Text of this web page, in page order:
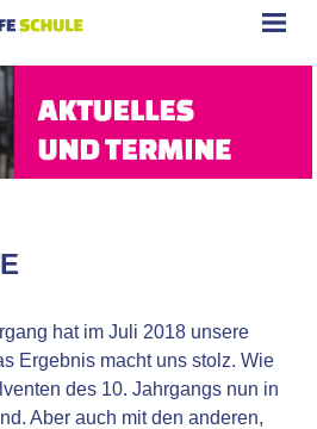
hat im Juli 2018 unsere
Ergebnis macht uns stolz. Wie
des 10. Jahrgangs nun in
Aber auch mit den anderen,